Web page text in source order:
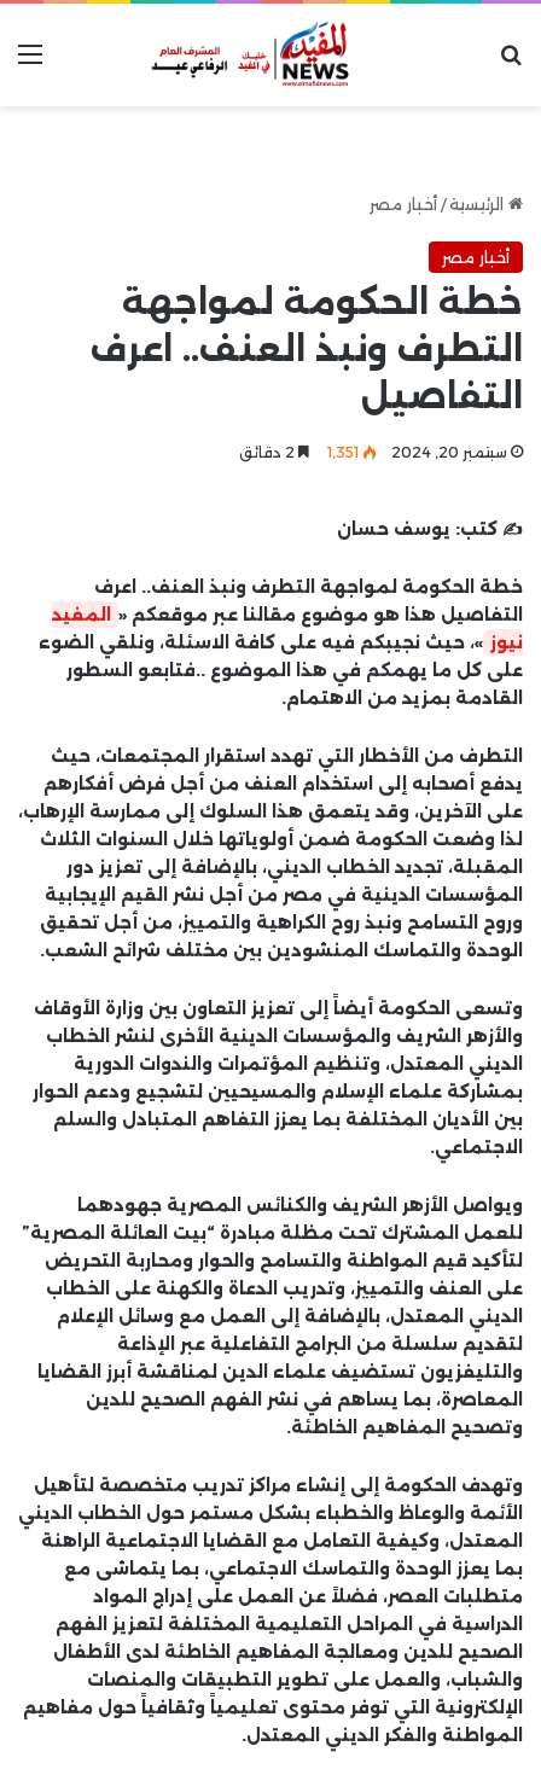
الرئيسية/ أخبار مصر
أخبار مصر
خطة الحكومة لمواجهة
التطرف ونبذ العنف.. اعرف
التفاصيل
سبتمبر 20, 2024 1٬351
✍️ كتب: يوسف حسان
خطة الحكومة لمواجهة التطرف ونبذ العنف.. اعرف
التفاصيل هذا هو موضوع مقالنا عبر موقعكم «
المفيد
نيوز »، حيث نجيبكم فيه على كافة الاسئلة، ونلقي الضوء
على كل ما يهمكم في هذا الموضوع ..فتابعو السطور
القادمة بمزيد من الاهتمام.
التطرف من الأخطار التي تهدد استقرار المجتمعات، حيث
يدفع أصحابه إلى استخدام العنف من أجل فرض أفكارهم
على الآخرين، وقد يتعمق هذا السلوك إلى ممارسة الإرهاب،
لذا وضعت الحكومة ضمن أولوياتها خلال السنوات الثلاث
المقبلة، تجديد الخطاب الديني، بالإضافة إلى تعزيز دور
المؤسسات الدينية في مصر من أجل نشر القيم الإيجابية
وروح التسامح ونبذ روح الكراهية والتمييز، من أجل تحقيق
الوحدة والتماسك المنشودين بين مختلف شرائح الشعب.
وتسعى الحكومة أيضاً إلى تعزيز التعاون بين وزارة الأوقاف
والأزهر الشريف والمؤسسات الدينية الأخرى لنشر الخطاب
الديني المعتدل، وتنظيم المؤتمرات والندوات الدورية
بمشاركة علماء الإسلام والمسيحيين لتشجيع ودعم الحوار
بين الأديان المختلفة بما يعزز التفاهم المتبادل والسلم
الاجتماعي.
ويواصل الأزهر الشريف والكنائس المصرية جهودهما
للعمل المشترك تحت مظلة مبادرة “بيت العائلة المصرية”
لتأكيد قيم المواطنة والتسامح والحوار ومحاربة التحريض
على العنف والتمييز، وتدريب الدعاة والكهنة على الخطاب
الديني المعتدل، بالإضافة إلى العمل مع وسائل الإعلام
لتقديم سلسلة من البرامج التفاعلية عبر الإذاعة
والتليفزيون تستضيف علماء الدين لمناقشة أبرز القضايا
المعاصرة، بما يساهم في نشر الفهم الصحيح للدين
وتصحيح المفاهيم الخاطئة.
وتهدف الحكومة إلى إنشاء مراكز تدريب متخصصة لتأهيل
الأئمة والوعاظ والخطباء بشكل مستمر حول الخطاب الديني
المعتدل، وكيفية التعامل مع القضايا الاجتماعية الراهنة
بما يعزز الوحدة والتماسك الاجتماعي، بما يتماشى مع
متطلبات العصر، فضلاً عن العمل على إدراج المواد
الدراسية في المراحل التعليمية المختلفة لتعزيز الفهم
الصحيح للدين ومعالجة المفاهيم الخاطئة لدى الأطفال
والشباب، والعمل على تطوير التطبيقات والمنصات
الإلكترونية التي توفر محتوى تعليمياً وثقافياً حول مفاهيم
المواطنة والفكر الديني المعتدل.